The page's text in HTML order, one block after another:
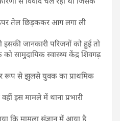
तेल छिड़ककर आग लगा ली
जानकारी परिजनों को हुई तो
सामुदायिक स्वास्थ्य केंद्र शिवगढ़
रूप से झुलसे युवक का प्राथमिक
इस मामले में थाना प्रभारी
कि मामला संज्ञान में आया है